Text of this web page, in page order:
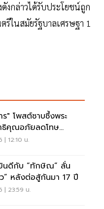
งกล่าวได้รับประโยชน์ถูก
รีในสมัยรัฐบาลเศรษฐา 1
" โพสต์ซาบซึ้งพระ
คุณอภัยลดโทษ
| 12:10 น.
นดีกับ “ทักษิณ” ลั่น
” หลังต่อสู้กันมา 17 ปี
| 23:59 น.